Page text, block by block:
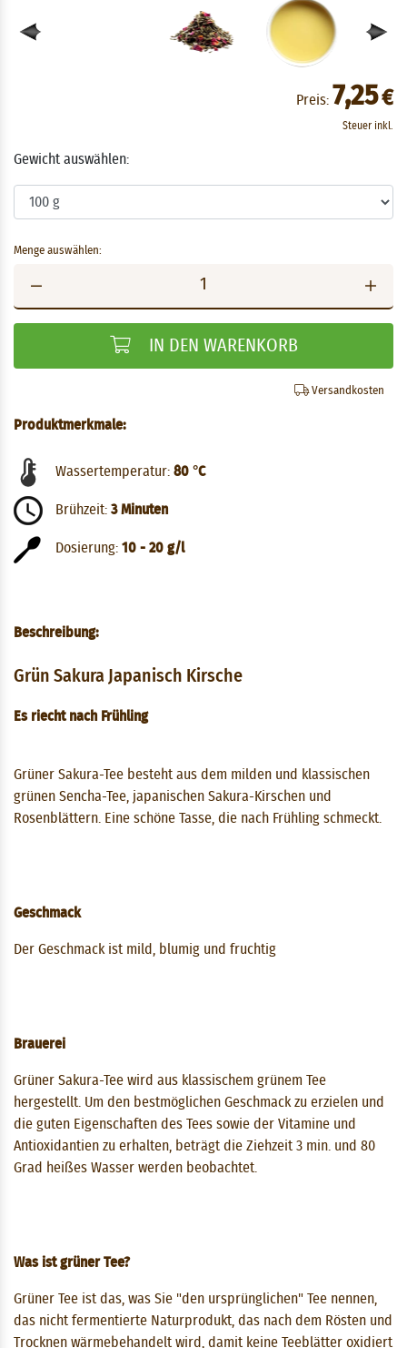
Preis: 7,25€
Steuer inkl.
Gewicht auswählen:
Menge auswählen:
IN DEN WARENKORB
Versandkosten
Produktmerkmale:
Wassertemperatur: 80 °C
Brühzeit: 3 Minuten
Dosierung: 10 - 20 g/l
Beschreibung:
Grün Sakura Japanisch Kirsche
Es riecht nach Frühling
Grüner Sakura-Tee besteht aus dem milden und klassischen
grünen Sencha-Tee, japanischen Sakura-Kirschen und
Rosenblättern. Eine schöne Tasse, die nach Frühling schmeckt.
Geschmack
Der Geschmack ist mild, blumig und fruchtig
Brauerei
Grüner Sakura-Tee wird aus klassischem grünem Tee
hergestellt. Um den bestmöglichen Geschmack zu erzielen und
die guten Eigenschaften des Tees sowie der Vitamine und
Antioxidantien zu erhalten, beträgt die Ziehzeit 3 ​​min. und 80
Grad heißes Wasser werden beobachtet.
Was ist grüner Tee?
Grüner Tee ist das, was Sie "den ursprünglichen" Tee nennen,
das nicht fermentierte Naturprodukt, das nach dem Rösten und
Trocknen wärmebehandelt wird, damit keine Teeblätter oxidiert